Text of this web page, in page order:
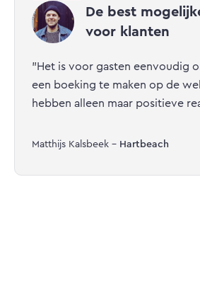
De best
voor klanten
"Het is voor gasten eenvoudig
een boeking te maken op de
hebben alleen maar positieve
Matthijs Kalsbeek - Hartbeach